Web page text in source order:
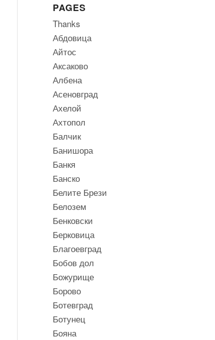
PAGES
Thanks
Абдовица
Айтос
Аксаково
Албена
Асеновград
Ахелой
Ахтопол
Балчик
Банишора
Банкя
Банско
Белите Брези
Белозем
Бенковски
Берковица
Благоевград
Бобов дол
Божурище
Борово
Ботевград
Ботунец
Бояна